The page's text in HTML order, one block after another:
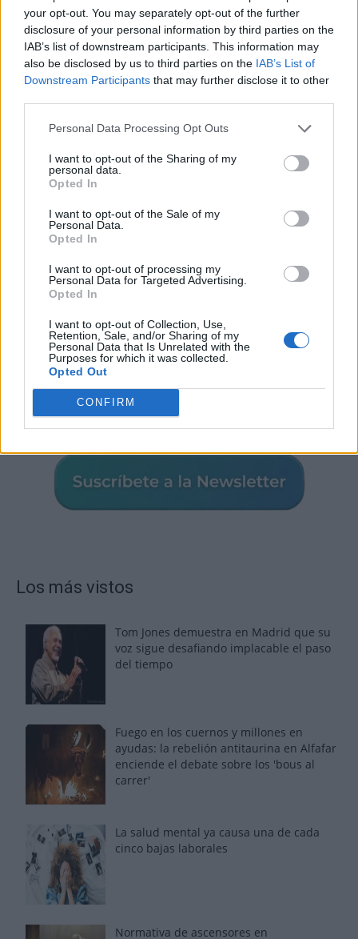
your opt-out. You may separately opt-out of the further
disclosure of your personal information by third parties on the
IAB’s list of downstream participants. This information may
also be disclosed by us to third parties on the IAB’s List of
Downstream Participants that may further disclose it to other
Personal Data Processing Opt Outs
I want to opt-out of the Sharing of my
personal data.
Opted In
I want to opt-out of the Sale of my
Personal Data.
Opted In
I want to opt-out of processing my
Personal Data for Targeted Advertising.
Opted In
I want to opt-out of Collection, Use,
Retention, Sale, and/or Sharing of my
Personal Data that Is Unrelated with the
Purposes for which it was collected.
Opted Out
CONFIRM
Los más vistos
Tom Jones demuestra en Madrid que su
voz sigue desafiando implacable el paso
del tiempo
Fuego en los cuernos y millones en
ayudas: la rebelión antitaurina en Alfafar
enciende el debate sobre los 'bous al
carrer'
La salud mental ya causa una de cada
cinco bajas laborales
Normativa de ascensores en